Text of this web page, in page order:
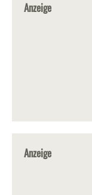
Anzeige
Anzeige